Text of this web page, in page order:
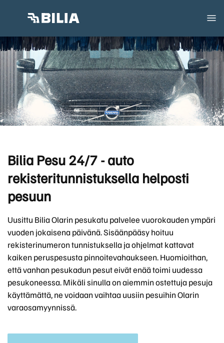
Bilia Pesu 24/7 - auto
rekisteritunnistuksella helposti
pesuun
Uusittu Bilia Olarin pesukatu palvelee vuorokauden ympäri
vuoden jokaisena päivänä. Sisäänpääsy hoituu
rekisterinumeron tunnistuksella ja ohjelmat kattavat
kaiken peruspesusta pinnoitevahaukseen. Huomioithan,
että vanhan pesukadun pesut eivät enää toimi uudessa
pesukoneessa. Mikäli sinulla on aiemmin ostettuja pesuja
käyttämättä, ne voidaan vaihtaa uusiin pesuihin Olarin
varaosamyynnissä.